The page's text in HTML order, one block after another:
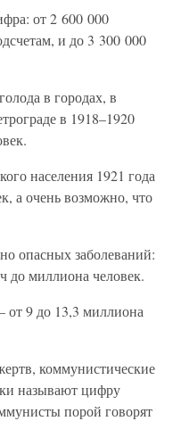
от 2 600 000
и до 3 300 000
в городах, в
в 1918–1920
населения 1921 года
а очень возможно, что
опасных заболеваний:
до миллиона человек.
от 9 до 13,3 миллиона
коммунистические
называют цифру
порой говорят